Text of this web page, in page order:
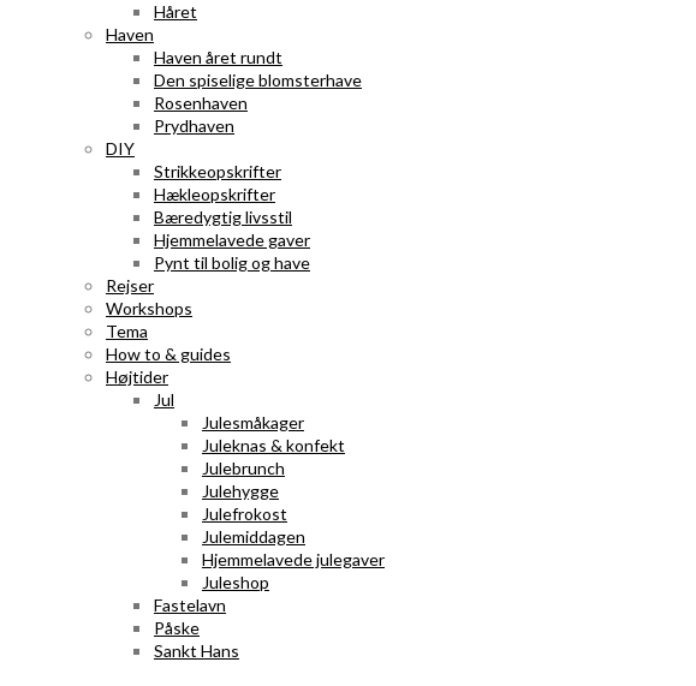
Håret
Haven
Haven året rundt
Den spiselige blomsterhave
Rosenhaven
Prydhaven
DIY
Strikkeopskrifter
Hækleopskrifter
Bæredygtig livsstil
Hjemmelavede gaver
Pynt til bolig og have
Rejser
Workshops
Tema
How to & guides
Højtider
Jul
Julesmåkager
Juleknas & konfekt
Julebrunch
Julehygge
Julefrokost
Julemiddagen
Hjemmelavede julegaver
Juleshop
Fastelavn
Påske
Sankt Hans